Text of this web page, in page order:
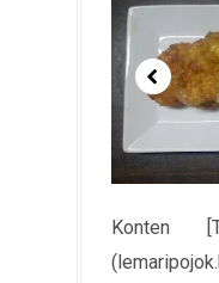
Konten